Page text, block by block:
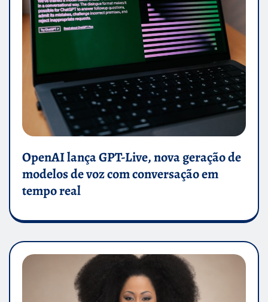
OpenAI lança GPT-Live, nova geração de
modelos de voz com conversação em
tempo real